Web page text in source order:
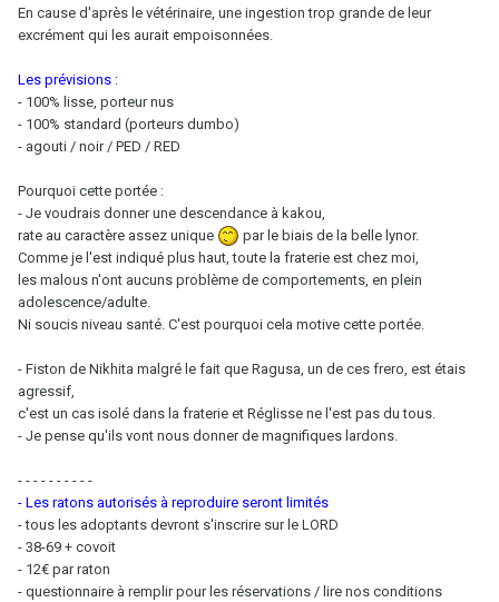
En cause d'après le vétérinaire, une ingestion trop grande de leur
excrément qui les aurait empoisonnées.
Les prévisions :
- 100% lisse, porteur nus
- 100% standard (porteurs dumbo)
- agouti / noir / PED / RED
Pourquoi cette portée :
- Je voudrais donner une descendance à kakou,
rate au caractère assez unique
par le biais de la belle lynor.
Comme je l'est indiqué plus haut, toute la fraterie est chez moi,
les malous n'ont aucuns problème de comportements, en plein
adolescence/adulte.
Ni soucis niveau santé. C'est pourquoi cela motive cette portée.
- Fiston de Nikhita malgré le fait que Ragusa, un de ces frero, est étais
agressif,
c'est un cas isolé dans la fraterie et Réglisse ne l'est pas du tous.
- Je pense qu'ils vont nous donner de magnifiques lardons.
- - - - - - - - - -
- Les ratons autorisés à reproduire seront limités
- tous les adoptants devront s'inscrire sur le LORD
- 38-69 + covoit
- 12€ par raton
- questionnaire à remplir pour les réservations / lire nos conditions